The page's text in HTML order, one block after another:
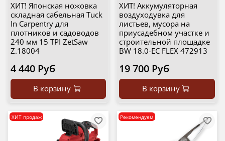
ХИТ! Японская ножовка
складная сабельная Tuck
In Carpentry для
плотников и садоводов
240 мм 15 TPI ZetSaw
Z.18004
4 440 Руб
В корзину
ХИТ! Аккумуляторная
воздуходувка для
листьев, мусора на
приусадебном участке и
строительной площадке
BW 18.0-EC FLEX 472913
19 700 Руб
В корзину
ХИТ продаж Рекомендуем